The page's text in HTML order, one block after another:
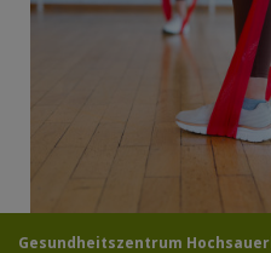
Gesundheitszentrum